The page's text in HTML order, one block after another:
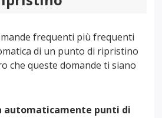
frequenti più frequenti
di un punto di ripristino
che queste domande ti siano
automaticamente punti di